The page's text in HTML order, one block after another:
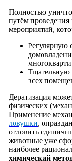
Полностью
путём проведения
мероприятий,
Регулярную
Тщательную
всех
Дератизация
физических
Применение
ловушки,
отловить
животные уже
наиболее
химический